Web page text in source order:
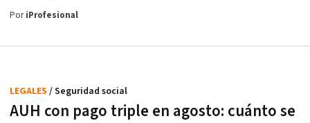
PoriProfesional
AUH con pago triple en agosto: cuánto se
LEGALES / Seguridad social